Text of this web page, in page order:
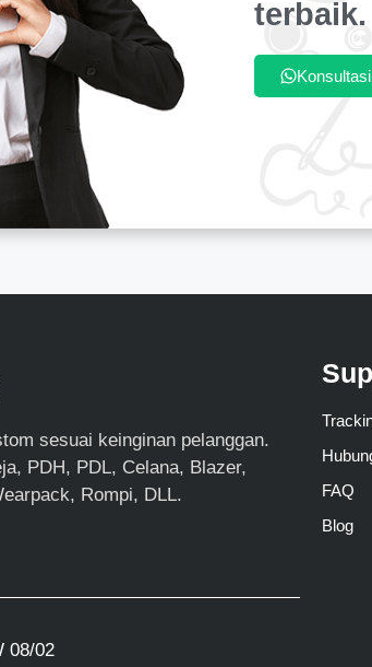
terbaik.
sesuai keinginan pelanggan.
PDH, PDL, Celana, Blazer,
Rompi, DLL.
08/02
FAQ
Blog